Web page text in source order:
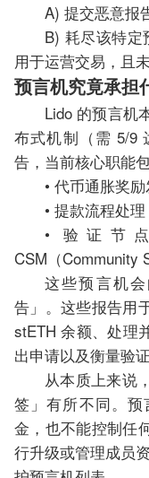
A) 提交恶意报
B) 耗尽该特定
用于运营交易，且
预言机究竟承担
Lido 的预言机
布式机制（需 5/9
告，当前核心职能
• 代币通胀奖励
• 提款流程处理
• 验证节
CSM（Community
这些预言机
告」。这些报告用
stETH 余额、处理
出申请以及衡量验
从本质上来说
签」有所不同。
金，也不能控制任
行升级或管理成员